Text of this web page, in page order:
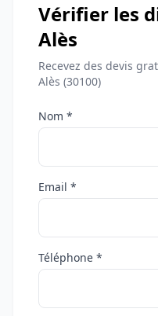
Vérifier les
Alès
Recevez des devis
Alès (30100)
Nom *
Email *
Téléphone *